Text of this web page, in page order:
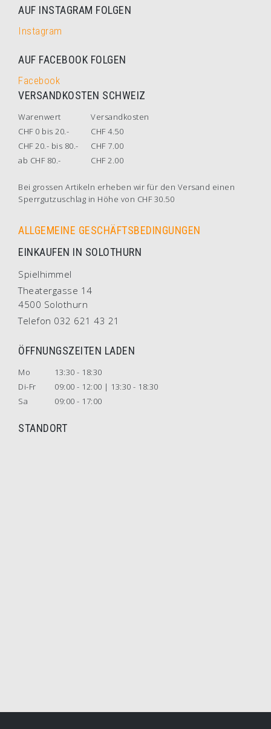
AUF INSTAGRAM FOLGEN
Instagram
AUF FACEBOOK FOLGEN
Facebook
VERSANDKOSTEN SCHWEIZ
Warenwert
Versandkosten
CHF 0 bis 20.-
CHF 4.50
CHF 20.- bis 80.-
CHF 7.00
ab CHF 80.-
CHF 2.00
Bei grossen Artikeln erheben wir für den Versand einen
Sperrgutzuschlag in Höhe von CHF 30.50
ALLGEMEINE GESCHÄFTSBEDINGUNGEN
EINKAUFEN IN SOLOTHURN
Spielhimmel
Theatergasse 14
4500 Solothurn
Telefon 032 621 43 21
ÖFFNUNGSZEITEN LADEN
Mo
13:30 - 18:30
Di-Fr
09:00 - 12:00 | 13:30 - 18:30
Sa
09:00 - 17:00
STANDORT